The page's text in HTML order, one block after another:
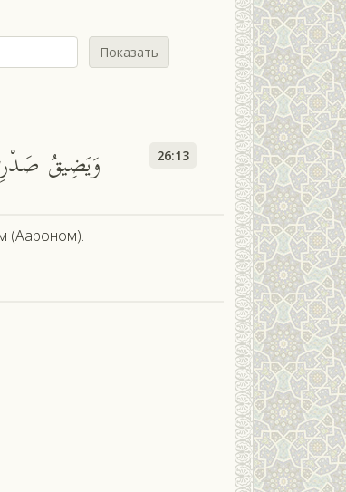
Показать
وَيَضِيقُ 26:13
(Аароном).